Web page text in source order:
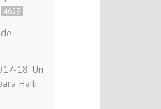
4629
18: Un
Haití